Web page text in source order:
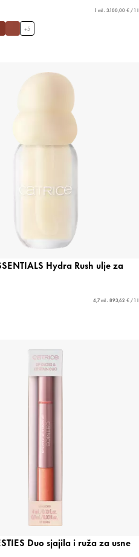
1 ml - 3.100,00 € / 1 l
+5
Hydra Rush ulje za
4,7 ml - 893,62 € / 1 l
Duo sjajila i ruža za usne